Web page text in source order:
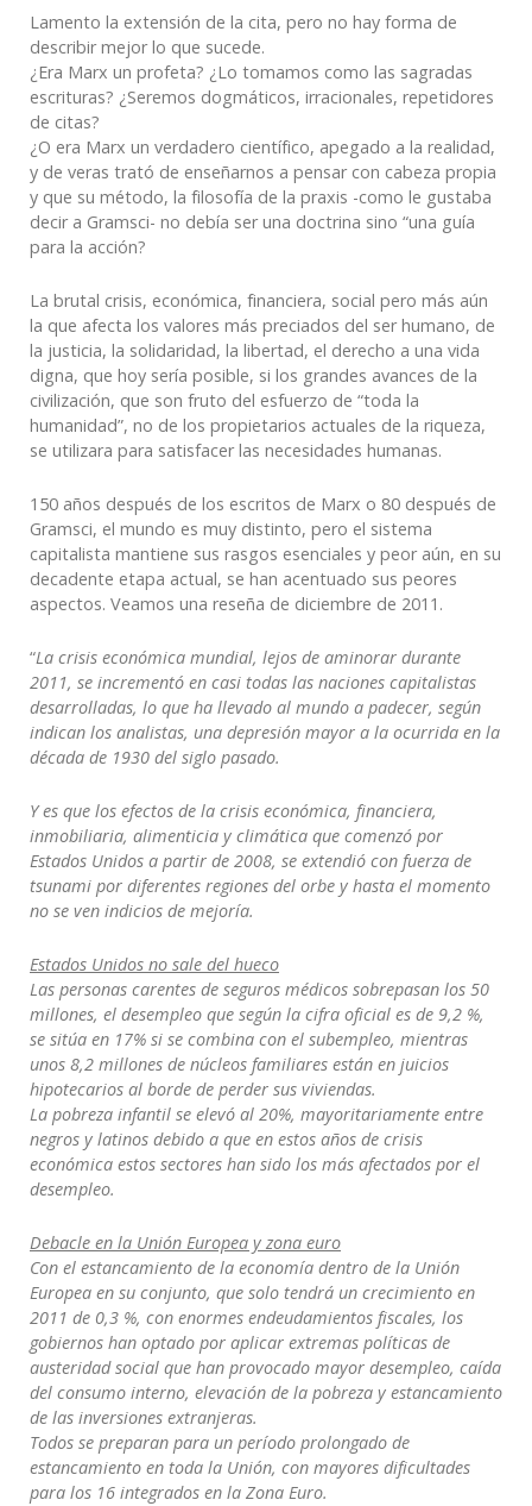
Lamento la extensión de la cita, pero no hay forma de
describir mejor lo que sucede.
¿Era Marx un profeta? ¿Lo tomamos como las sagradas
escrituras? ¿Seremos dogmáticos, irracionales, repetidores
de citas?
¿O era Marx un verdadero científico, apegado a la realidad,
y de veras trató de enseñarnos a pensar con cabeza propia
y que su método, la filosofía de la praxis -como le gustaba
decir a Gramsci- no debía ser una doctrina sino “una guía
para la acción?
La brutal crisis, económica, financiera, social pero más aún
la que afecta los valores más preciados del ser humano, de
la justicia, la solidaridad, la libertad, el derecho a una vida
digna, que hoy sería posible, si los grandes avances de la
civilización, que son fruto del esfuerzo de “toda la
humanidad”, no de los propietarios actuales de la riqueza,
se utilizara para satisfacer las necesidades humanas.
150 años después de los escritos de Marx o 80 después de
Gramsci, el mundo es muy distinto, pero el sistema
capitalista mantiene sus rasgos esenciales y peor aún, en su
decadente etapa actual, se han acentuado sus peores
aspectos. Veamos una reseña de diciembre de 2011.
“La crisis económica mundial, lejos de aminorar durante
2011, se incrementó en casi todas las naciones capitalistas
desarrolladas, lo que ha llevado al mundo a padecer, según
indican los analistas, una depresión mayor a la ocurrida en la
década de 1930 del siglo pasado.
Y es que los efectos de la crisis económica, financiera,
inmobiliaria, alimenticia y climática que comenzó por
Estados Unidos a partir de 2008, se extendió con fuerza de
tsunami por diferentes regiones del orbe y hasta el momento
no se ven indicios de mejoría.
Estados Unidos no sale del hueco
Las personas carentes de seguros médicos sobrepasan los 50
millones, el desempleo que según la cifra oficial es de 9,2 %,
se sitúa en 17% si se combina con el subempleo, mientras
unos 8,2 millones de núcleos familiares están en juicios
hipotecarios al borde de perder sus viviendas.
La pobreza infantil se elevó al 20%, mayoritariamente entre
negros y latinos debido a que en estos años de crisis
económica estos sectores han sido los más afectados por el
desempleo.
Debacle en la Unión Europea y zona euro
Con el estancamiento de la economía dentro de la Unión
Europea en su conjunto, que solo tendrá un crecimiento en
2011 de 0,3 %, con enormes endeudamientos fiscales, los
gobiernos han optado por aplicar extremas políticas de
austeridad social que han provocado mayor desempleo, caída
del consumo interno, elevación de la pobreza y estancamiento
de las inversiones extranjeras.
Todos se preparan para un período prolongado de
estancamiento en toda la Unión, con mayores dificultades
para los 16 integrados en la Zona Euro.